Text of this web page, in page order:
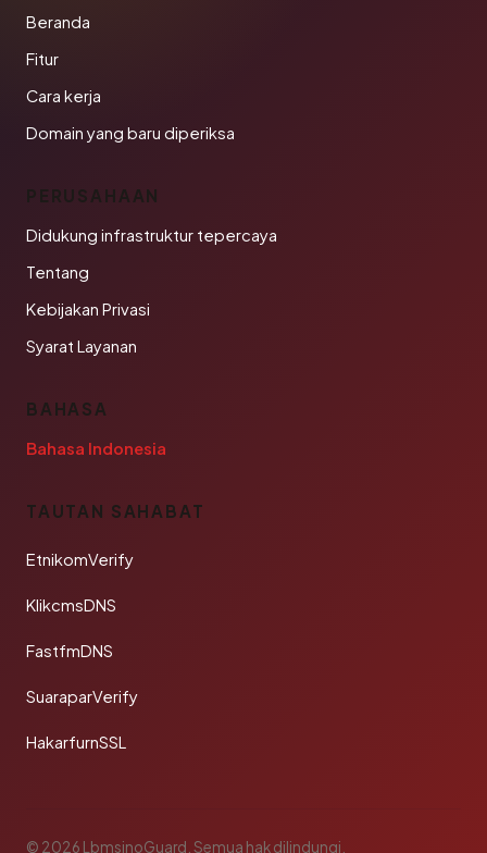
Beranda
Fitur
Cara kerja
Domain yang baru diperiksa
PERUSAHAAN
Didukung infrastruktur tepercaya
Tentang
Kebijakan Privasi
Syarat Layanan
BAHASA
Bahasa Indonesia
TAUTAN SAHABAT
EtnikomVerify
KlikcmsDNS
FastfmDNS
SuaraparVerify
HakarfurnSSL
© 2026 LbmsinoGuard. Semua hak dilindungi.